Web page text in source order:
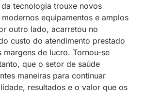
tecnologia trouxe novos
equipamentos e amplos
outro lado, acarretou no
custo do atendimento prestado
margens de lucro. Tornou-se
que o setor de saúde
maneiras para continuar
resultados e o valor que os